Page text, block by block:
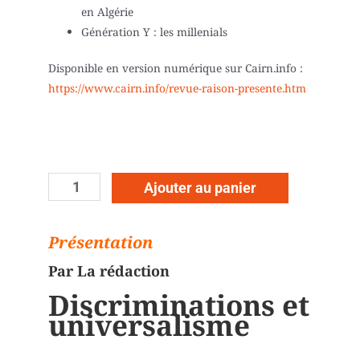
en Algérie
Génération Y : les millenials
Disponible en version numérique sur Cairn.info :
https://www.cairn.info/revue-raison-presente.htm
Ajouter au panier
Présentation
Par La rédaction
Discriminations et
universalisme